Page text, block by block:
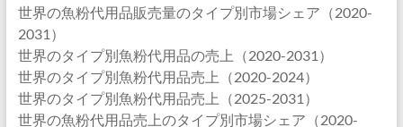
世界の魚粉代用品販売量のタイプ別市場シェア（2020-
2031）
世界のタイプ別魚粉代用品の売上（2020-2031）
世界のタイプ別魚粉代用品売上（2020-2024）
世界のタイプ別魚粉代用品売上（2025-2031）
世界の魚粉代用品売上のタイプ別市場シェア（2020-